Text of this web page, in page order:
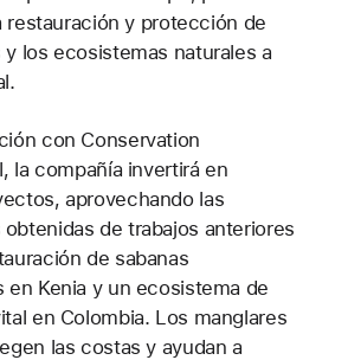
restauración y protección de
y los ecosistemas naturales a
con Conservation
la compañía invertirá en
aprovechando las
obtenidas de trabajos anteriores
de sabanas
en Kenia y un ecosistema de
en Colombia. Los manglares
las costas y ayudan a